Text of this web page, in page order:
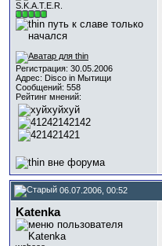
S.K.A.T.E.R.
Регистрация: 30.05.2006
Адрес: Disco in Мытищи
Сообщений: 558
Рейтинг мнений:
06.07.2006, 00:52
Katenka